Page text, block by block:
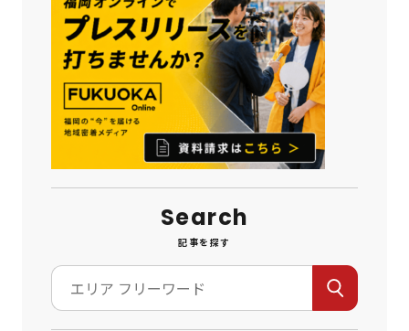
Search
記事を探す